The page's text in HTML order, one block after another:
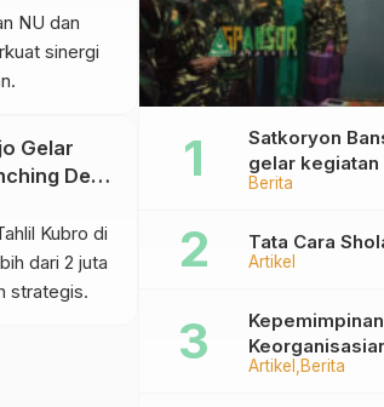
NU dan
sinergi
Gelar
Desa
Kubro di
dari 2 juta
strategis.
Berita
Satkoryon
gelar kegiatan
Rutin Malam
Artikel
Tata Cara
Artikel Berita